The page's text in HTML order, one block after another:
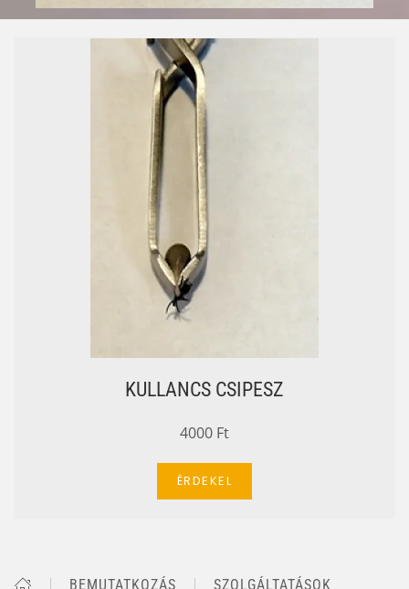
KULLANCS CSIPESZ
4000 Ft
ÉRDEKEL
BEMUTATKOZÁS SZOLGÁLTATÁSOK